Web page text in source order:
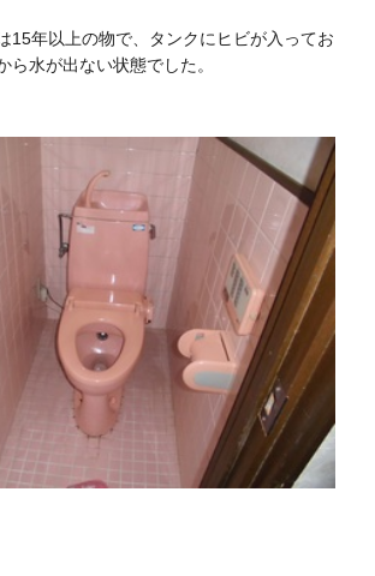
15年以上の物で、タンクにヒビが入ってお
ら水が出ない状態でした。